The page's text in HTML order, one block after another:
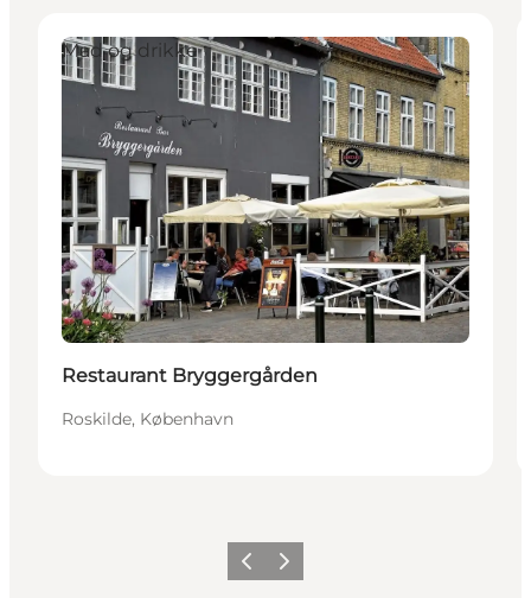
Mad og drikke
Restaurant Bryggergården
Roskilde, København
ForrigeNæste